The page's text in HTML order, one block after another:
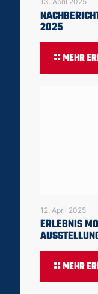
2025
MEHR
12. April 2025
ERLEBNIS
MEHR